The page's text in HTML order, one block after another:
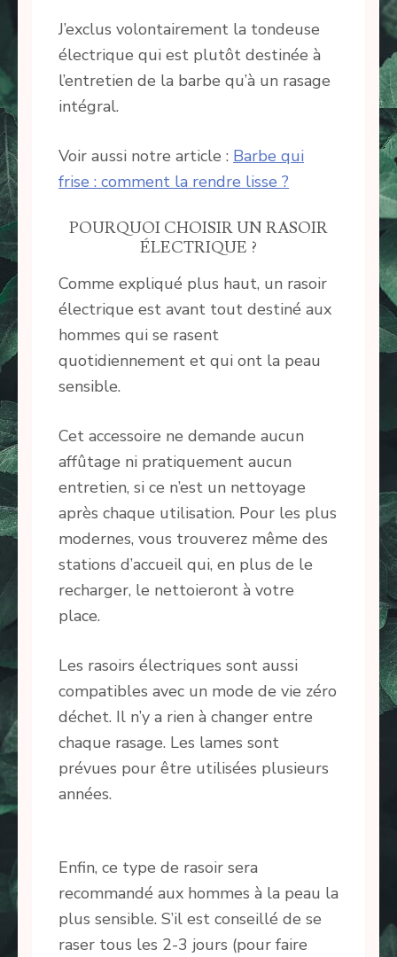
J’exclus volontairement la tondeuse
électrique qui est plutôt destinée à
l’entretien de la barbe qu’à un rasage
intégral.
Voir aussi notre article : Barbe qui
frise : comment la rendre lisse ?
POURQUOI CHOISIR UN RASOIR
ÉLECTRIQUE ?
Comme expliqué plus haut, un rasoir
électrique est avant tout destiné aux
hommes qui se rasent
quotidiennement et qui ont la peau
sensible.
Cet accessoire ne demande aucun
affûtage ni pratiquement aucun
entretien, si ce n’est un nettoyage
après chaque utilisation. Pour les plus
modernes, vous trouverez même des
stations d’accueil qui, en plus de le
recharger, le nettoieront à votre
place.
Les rasoirs électriques sont aussi
compatibles avec un mode de vie zéro
déchet. Il n’y a rien à changer entre
chaque rasage. Les lames sont
prévues pour être utilisées plusieurs
années.
Enfin, ce type de rasoir sera
recommandé aux hommes à la peau la
plus sensible. S’il est conseillé de se
raser tous les 2-3 jours (pour faire